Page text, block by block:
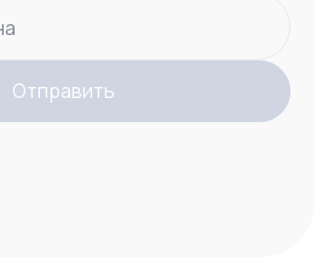
Отправить